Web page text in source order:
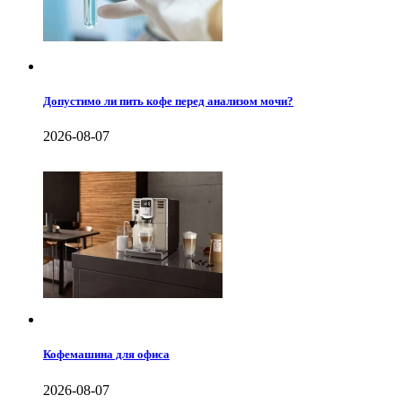
Допустимо ли пить кофе перед анализом мочи?
2026-08-07
Кофемашина для офиса
2026-08-07